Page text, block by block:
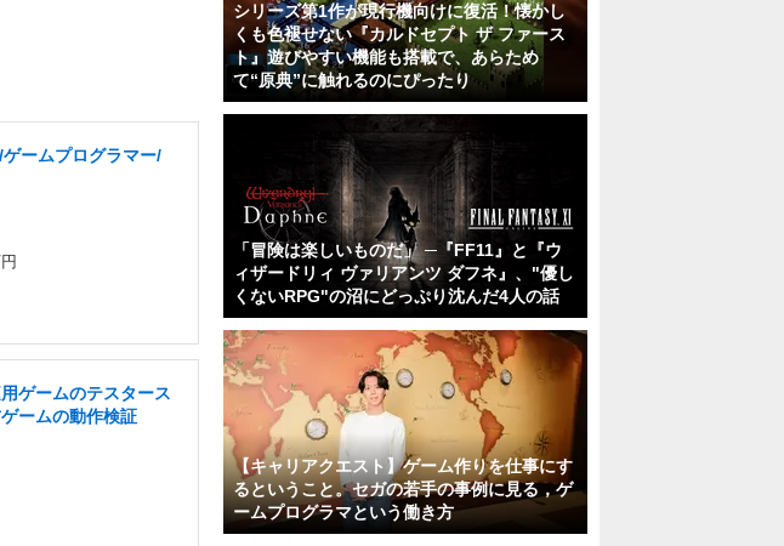
ームプログラマー/
ゲームのテスタース
ームの動作検証
シリーズ第1作が現行機向けに復活！懐かし
くも色褪せない『カルドセプト ザ ファース
ト』遊びやすい機能も搭載で、あらため
て“原典”に触れるのにぴったり
「冒険は楽しいものだ」 ─『FF11』と『ウ
ィザードリィ ヴァリアンツ ダフネ』、"優し
くないRPG"の沼にどっぷり沈んだ4人の話
【キャリアクエスト】ゲーム作りを仕事にす
るということ。セガの若手の事例に見る，ゲ
ームプログラマという働き方